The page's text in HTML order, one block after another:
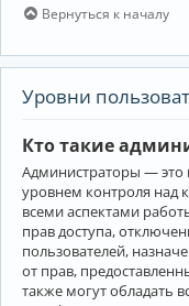
Вернуться к началу
Уровни
Кто такие
Администраторы — это
уровнем контроля над
всеми аспектами
прав доступа,
пользователей,
от прав,
также могут обладать